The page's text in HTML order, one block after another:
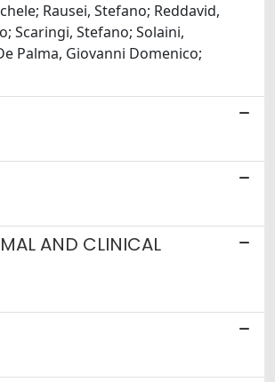
Rausei, Stefano; Reddavid,
Scaringi, Stefano; Solaini,
Palma, Giovanni Domenico;
AND CLINICAL